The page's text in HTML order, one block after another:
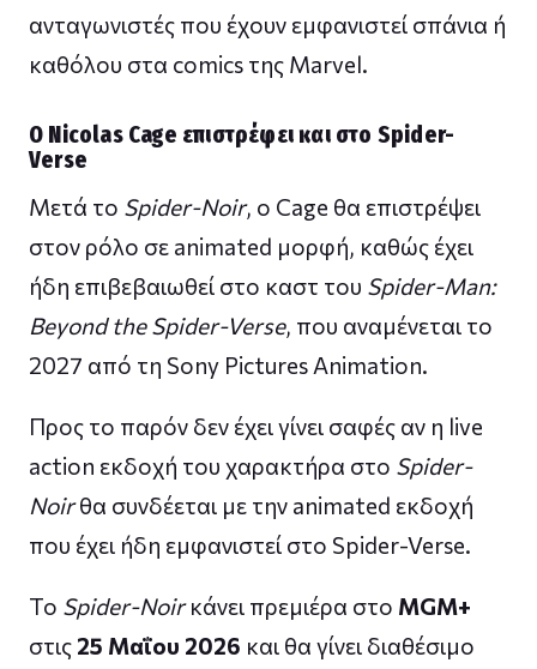
ανταγωνιστές που έχουν εμφανιστεί σπάνια ή
καθόλου στα comics της Marvel.
Ο Nicolas Cage επιστρέφει και στο Spider-
Verse
Μετά το Spider-Noir, ο Cage θα επιστρέψει
στον ρόλο σε animated μορφή, καθώς έχει
ήδη επιβεβαιωθεί στο καστ του Spider-Man:
Beyond the Spider-Verse, που αναμένεται το
2027 από τη Sony Pictures Animation.
Προς το παρόν δεν έχει γίνει σαφές αν η live
action εκδοχή του χαρακτήρα στο Spider-
Noirθα συνδέεται με την animated εκδοχή
που έχει ήδη εμφανιστεί στο Spider-Verse.
Το Spider-Noirκάνει πρεμιέρα στο MGM+
στις 25 Μαΐου 2026 και θα γίνει διαθέσιμο